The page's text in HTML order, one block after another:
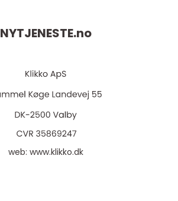
NYTJENESTE.no
web: www.klikko.dk